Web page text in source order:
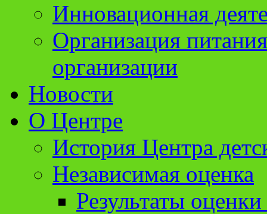
Инновационная
Организация
организации
Новости
О Центре
История Центра
Независимая оценка
Результаты